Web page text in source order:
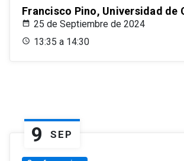
Francisco Pino, Universidad de
25 de Septiembre de 2024
13:35 a 14:30
9 SEP